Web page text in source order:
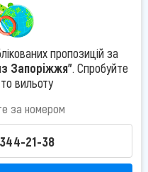
пропозицій за
Запоріжжя". Спробуйте
вильоту
за номером
21-38